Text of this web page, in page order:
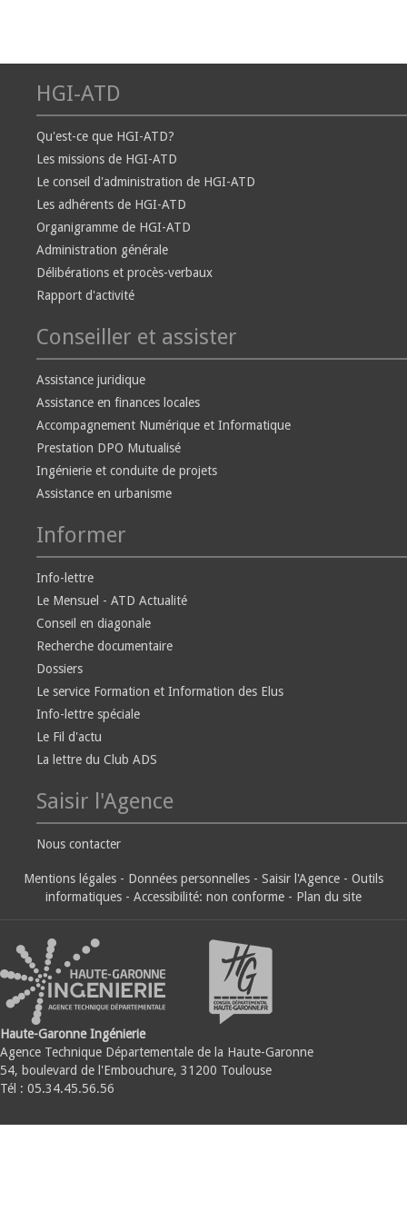
HGI-ATD
Qu'est-ce que HGI-ATD?
Les missions de HGI-ATD
Le conseil d'administration de HGI-ATD
Les adhérents de HGI-ATD
Organigramme de HGI-ATD
Administration générale
Délibérations et procès-verbaux
Rapport d'activité
Conseiller et assister
Assistance juridique
Assistance en finances locales
Accompagnement Numérique et Informatique
Prestation DPO Mutualisé
Ingénierie et conduite de projets
Assistance en urbanisme
Informer
Info-lettre
Le Mensuel - ATD Actualité
Conseil en diagonale
Recherche documentaire
Dossiers
Le service Formation et Information des Elus
Info-lettre spéciale
Le Fil d'actu
La lettre du Club ADS
Saisir l'Agence
Nous contacter
Mentions légales - Données personnelles - Saisir l'Agence - Outils
informatiques - Accessibilité: non conforme - Plan du site
Haute-Garonne Ingénierie
Agence Technique Départementale de la Haute-Garonne
54, boulevard de l'Embouchure, 31200 Toulouse
Tél : 05.34.45.56.56